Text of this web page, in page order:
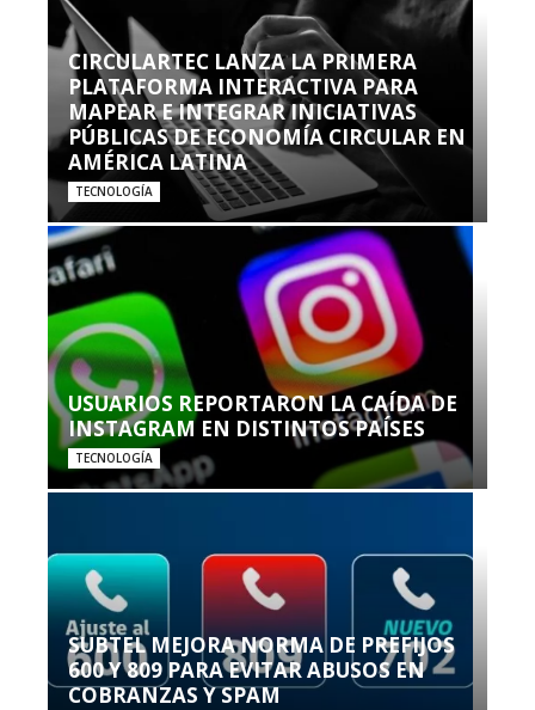
CIRCULARTEC LANZA LA PRIMERA
PLATAFORMA INTERACTIVA PARA
MAPEAR E INTEGRAR INICIATIVAS
PÚBLICAS DE ECONOMÍA CIRCULAR EN
AMÉRICA LATINA
TECNOLOGÍA
USUARIOS REPORTARON LA CAÍDA DE
INSTAGRAM EN DISTINTOS PAÍSES
TECNOLOGÍA
SUBTEL MEJORA NORMA DE PREFIJOS
600 Y 809 PARA EVITAR ABUSOS EN
COBRANZAS Y SPAM